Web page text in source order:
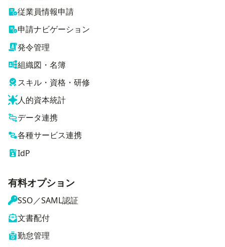
従業員情報申請
申請ナビゲーション
発令管理
組織図・名簿
スキル・資格・研修
人的資本統計
データ連携
各種サービス連携
IdP
有料オプション
SSO／SAML認証
文書配付
勤怠管理